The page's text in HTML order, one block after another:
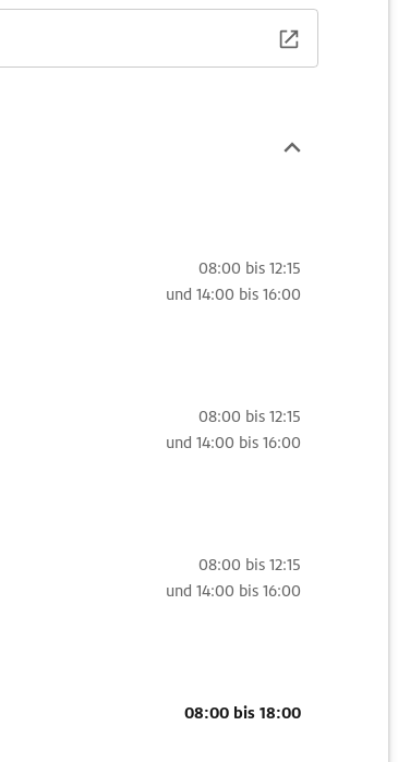
08:00 bis 12:15
und 14:00 bis 16:00
08:00 bis 12:15
und 14:00 bis 16:00
08:00 bis 12:15
und 14:00 bis 16:00
08:00 bis 18:00